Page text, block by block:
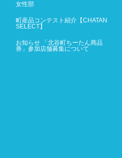
女性部
町産品コンテスト紹介【CHATAN
SELECT】
お知らせ 「北谷町ちーたん商品
券」参加店舗募集について